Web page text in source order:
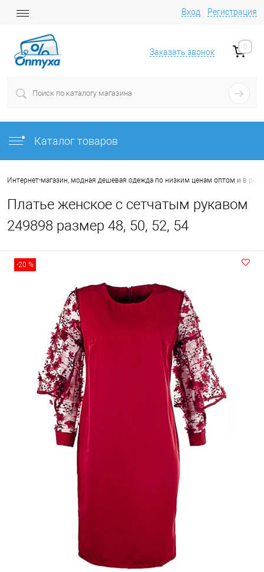
Вход Регистрация
Заказать звонок
0
Каталог товаров
Интернет-магазин, модная дешевая одежда по низким ценам оптом и в
Платье женское с сетчатым рукавом
249898 размер 48, 50, 52, 54
-20 %